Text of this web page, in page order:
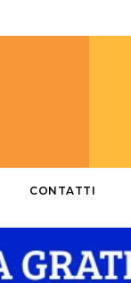
CONTATTI